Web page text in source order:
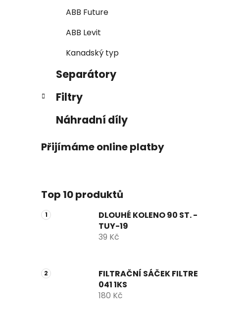
ABB Future
ABB Levit
Kanadský typ
Separátory
Filtry
Náhradní díly
Přijímáme online platby
Top 10 produktů
DLOUHÉ KOLENO 90 ST. -
TUY-19
39 Kč
FILTRAČNÍ SÁČEK FILTRE
041 1KS
180 Kč